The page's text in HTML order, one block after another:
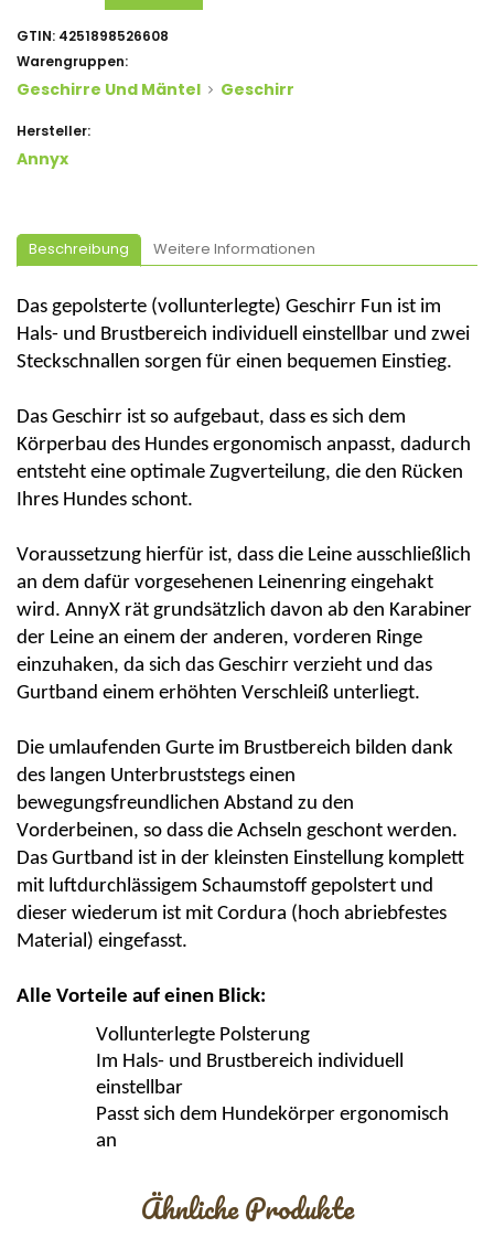
GTIN: 4251898526608
Warengruppen:
Geschirre Und Mäntel Geschirr
Hersteller:
Annyx
Beschreibung Weitere Informationen
Das gepolsterte (vollunterlegte) Geschirr Fun ist im
Hals- und Brustbereich individuell einstellbar und zwei
Steckschnallen sorgen für einen bequemen Einstieg.
Das Geschirr ist so aufgebaut, dass es sich dem
Körperbau des Hundes ergonomisch anpasst, dadurch
entsteht eine optimale Zugverteilung, die den Rücken
Ihres Hundes schont.
Voraussetzung hierfür ist, dass die Leine ausschließlich
an dem dafür vorgesehenen Leinenring eingehakt
wird. AnnyX rät grundsätzlich davon ab den Karabiner
der Leine an einem der anderen, vorderen Ringe
einzuhaken, da sich das Geschirr verzieht und das
Gurtband einem erhöhten Verschleiß unterliegt.
Die umlaufenden Gurte im Brustbereich bilden dank
des langen Unterbruststegs einen
bewegungsfreundlichen Abstand zu den
Vorderbeinen, so dass die Achseln geschont werden.
Das Gurtband ist in der kleinsten Einstellung komplett
mit luftdurchlässigem Schaumstoff gepolstert und
dieser wiederum ist mit Cordura (hoch abriebfestes
Material) eingefasst.
Alle Vorteile auf einen Blick:
Vollunterlegte Polsterung
Im Hals- und Brustbereich individuell
einstellbar
Passt sich dem Hundekörper ergonomisch
an
Ähnliche Produkte